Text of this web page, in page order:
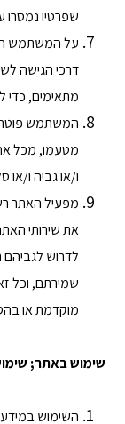
שפרטיו נמסרו
על המשתמש
דרכי הגישה
מתאימים, כדי
המשתמש פוטר
מטעמו, מכל
ו/או גביה ו/או
מפעיל האתר
את שירותי
לדרוש
שמירתם, וכל
מוקדמת או
שימוש באתר;
השימוש